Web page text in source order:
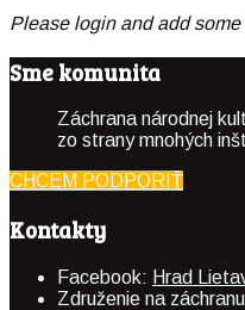
Please login and add
Sme komunita
Záchrana národnej
zo strany mnohých
CHCEM PODPORIŤ
Kontakty
Facebook: Hrad
Združenie na